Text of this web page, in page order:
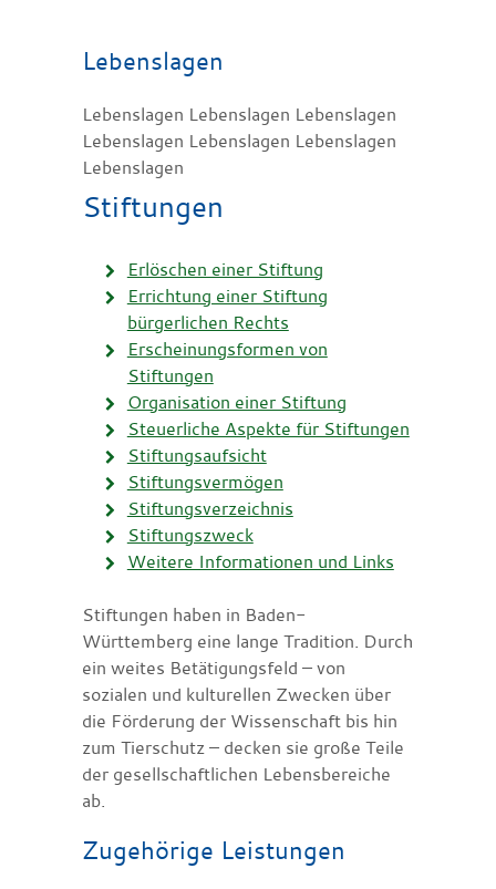
Lebenslagen
Lebenslagen Lebenslagen Lebenslagen
Lebenslagen Lebenslagen Lebenslagen
Lebenslagen
Stiftungen
Erlöschen einer Stiftung
Errichtung einer Stiftung
bürgerlichen Rechts
Erscheinungsformen von
Stiftungen
Organisation einer Stiftung
Steuerliche Aspekte für Stiftungen
Stiftungsaufsicht
Stiftungsvermögen
Stiftungsverzeichnis
Stiftungszweck
Weitere Informationen und Links
Stiftungen haben in Baden-
Württemberg eine lange Tradition. Durch
ein weites Betätigungsfeld – von
sozialen und kulturellen Zwecken über
die Förderung der Wissenschaft bis hin
zum Tierschutz – decken sie große Teile
der gesellschaftlichen Lebensbereiche
ab.
Zugehörige Leistungen